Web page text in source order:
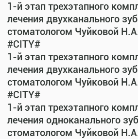
1-й этап трехэтапного
лечения двухканального
стоматологом Чуйковой
#CITY#
1-й этап трехэтапного
лечения двухканального
стоматологом Чуйковой
#CITY#
1-й этап трехэтапного
лечения одноканального
стоматологом Чуйковой